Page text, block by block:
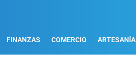
FINANZAS COMERCIO ARTESANÍA